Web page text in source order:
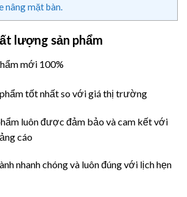
nâng mặt bàn.
lượng sản phẩm
mới 100%
tốt nhất so với giá thị trường
luôn được đảm bảo và cam kết với
cáo
nhanh chóng và luôn đúng với lịch hẹn